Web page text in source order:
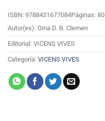
ISBN: 9788431677084Páginas: 80
Autor(es): Gina D. B. Clemen
Editorial: VICENS VIVES
Categoría: VICENS VIVES